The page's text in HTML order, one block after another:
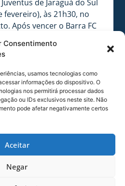
Consentimento
usamos tecnologias como
informações do dispositivo. O
nos permitirá processar dados
ou IDs exclusivos neste site. Não
pode afetar negativamente certos
Aceitar
Negar
de Jaraguá do Sul
fevereiro), às 21h30, no
Após vencer o Barra FC
estadual.
para encerrar a
da 4ª rodada do
2022. Após os
a equipe embarca para